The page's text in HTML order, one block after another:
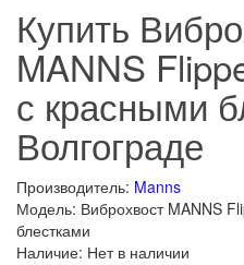
Купить
MANNS
с красными
Волгограде
Производитель: Manns
Модель: Виброхвост MANNS
блестками
Наличие: Нет в наличии